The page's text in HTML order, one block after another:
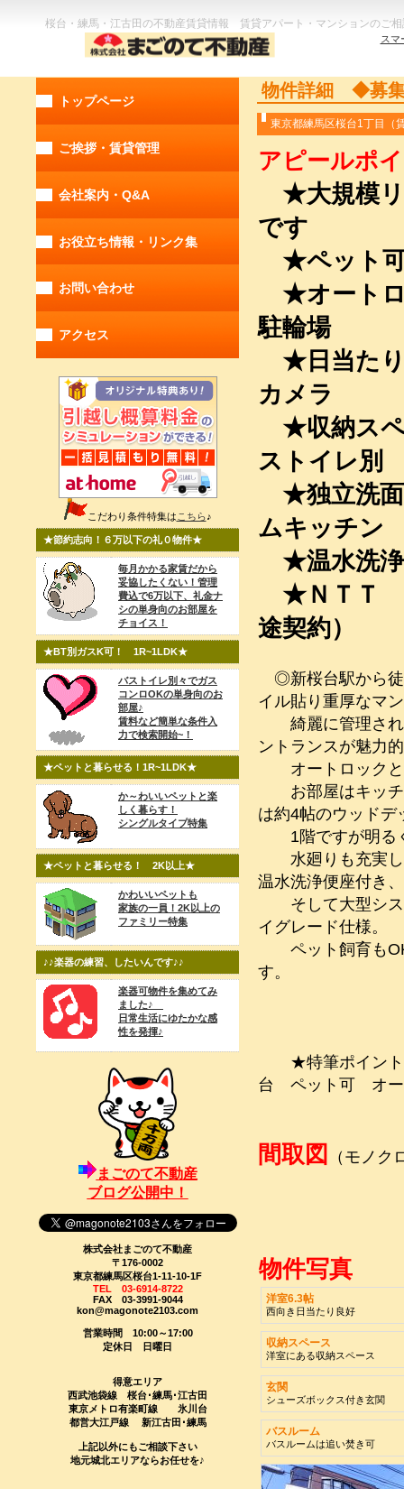
桜台・練馬・江古田の不動産賃貸情報 賃貸アパート・マンションのご
スマ
物件詳細 ◆募
東京都練馬区桜
アピールポ
★大規模リ
です
★ペット可
★オー
駐輪場
★日当た
カメラ
★収納
ストイレ別
★独立洗
ムキッチン
★温水洗
★ＮＴＴ
途契約）
◎新桜台駅から徒
イル貼り重厚なマ
綺麗に管理され
ントランスが魅力
オートロックと
お部屋はキッチ
は約4帖のウッドデ
1階ですが明る
水廻りも充実し
温水洗浄便座付き
そして大型シス
イグレード仕様。
ペット飼育もOK
す。
★特筆ポイント
台 ペット可 オ
間取図 （モノク
物件写真
洋室6.3帖
西向き日当たり良好
収納スペース
洋室にある収納スペース
玄関
シューズボックス付き玄関
バスルーム
バスルームは追い焚き可
トップページ
ご挨拶・賃貸管理
会社案内・Q&A
お役立ち情報・リンク集
お問い合わせ
アクセス
こだわり条件特集は こちら♪
★節約志向！６万以下の礼０物件★
毎月かかる家賃だから
妥協したくない！管理
費込で6万以下、礼金ナ
シの単身向のお部屋を
チョイス！
★BT別ガスK可！ 1R~1LDK★
バストイレ別々でガス
コンロOKの単身向のお
部屋♪
賃料など簡単な条件入
力で検索開始~！
★ペットと暮らせる！1R~1LDK★
か～わいいペットと楽
しく暮らす！
シングルタイプ特集
★ペットと暮らせる！ 2K以上★
かわいいペットも
家族の一員！2K以上の
ファミリー特集
♪♪楽器の練習、したいんです♪♪
楽器可物件を集めてみ
ました♪
日常生活にゆたかな感
性を発揮♪
まごのて不動産
ブログ公開中！
株式会社まごのて不動産
〒176-0002
東京都練馬区桜台1-11-10-1F
TEL 03-6914-8722
FAX 03-3991-9044
kon@magonote2103.com
営業時間 10:00～17:00
定休日 日曜日
得意エリア
西武池袋線 桜台･練馬･江古田
東京メトロ有楽町線 氷川台
都営大江戸線 新江古田･練馬
上記以外にもご相談下さい
地元城北エリアならお任せを♪